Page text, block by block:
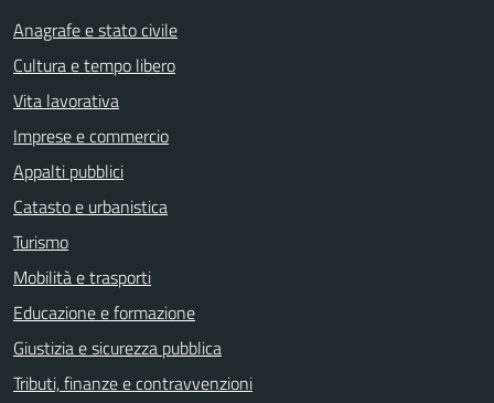
Anagrafe e stato civile
Cultura e tempo libero
Vita lavorativa
Imprese e commercio
Appalti pubblici
Catasto e urbanistica
Turismo
Mobilità e trasporti
Educazione e formazione
Giustizia e sicurezza pubblica
Tributi, finanze e contravvenzioni